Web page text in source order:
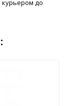
курьером до